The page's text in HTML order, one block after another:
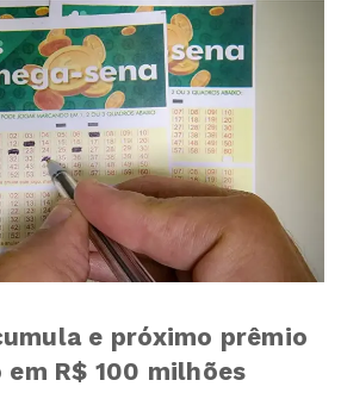
e próximo prêmio
R$ 100 milhões